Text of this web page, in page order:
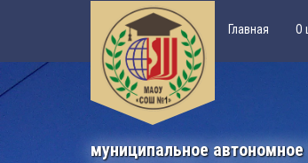
Главная О
муниципальное